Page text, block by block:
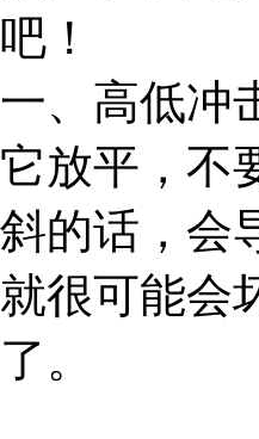
吧！
一、高低冲
它放平，不
斜的话，会
就很可能会
了。